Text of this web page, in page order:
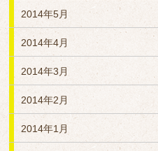
2014年5月
2014年4月
2014年3月
2014年2月
2014年1月